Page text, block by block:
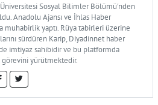
Sosyal Bilimler Bölümü'nden
Anadolu Ajansı ve İhlas Haber
muhabirlik yaptı. Rüya tabirleri üzerine
sürdüren Karip, Diyadinnet haber
imtiyaz sahibidir ve bu platformda
yürütmektedir.